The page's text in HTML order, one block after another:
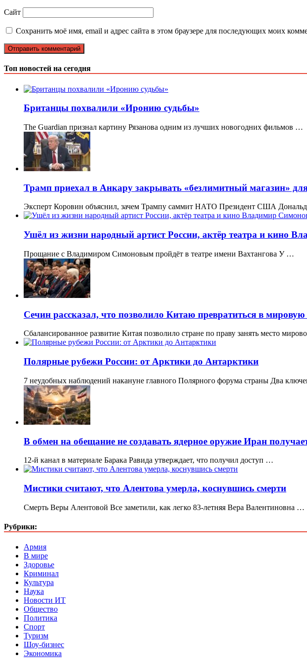
Сайт
Сохранить моё имя, email и адрес сайта в этом браузере для последующих моих
Топ новостей на сегодня
Британцы похвалили «Иронию судьбы»
The Guardian признал картину Рязанова одним из лучших новогодних фильмов …
Трамп приехал в Анкару закрывать «безлимитный магазин»
Эксперт Коровин объяснил, зачем Трампу саммит НАТО Президент США
Ушёл из жизни народный артист России, актёр театра и кино
Прощание с Владимиром Симоновым пройдёт в театре имени Вахтангова У …
Сечин рассказал, что позволило Китаю превратиться в мировую
Сбалансированное развитие Китая позволило стране по праву занять место
Полярные рубежи России: от Арктики до Антарктики
7 неудобных наблюдений накануне главного Полярного форума страны Два
В обмен на обещание не создавать ядерное оружие Иран
12-й канал в материале Барака Равида утверждает, что получил доступ …
Мистики считают, что Алентова умерла, коснувшись смерти
Смерть Веры Алентовой Все заметили, как легко 83-летняя Вера Валентиновна …
Рубрики:
Армия
В мире
Здоровье
Криминал
Культура
Наука
Новости ИТ
Общество
Политика
Спорт
Туризм
Шоу-бизнес
Экономика